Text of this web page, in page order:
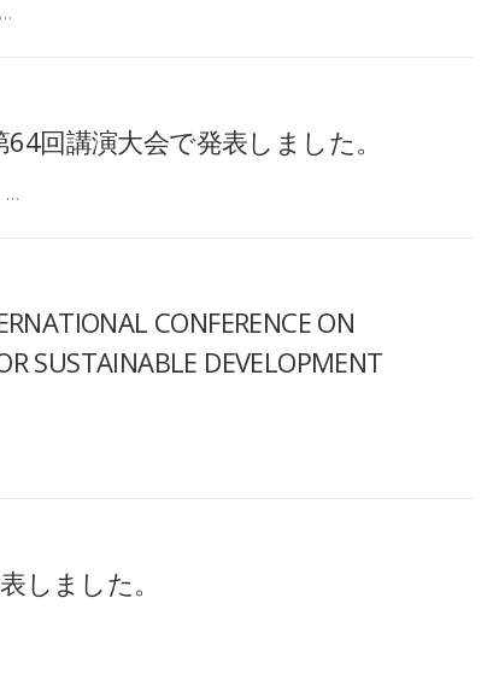
回講演大会で発表しました。
…
CONFERENCE ON
SUSTAINABLE DEVELOPMENT
しました。